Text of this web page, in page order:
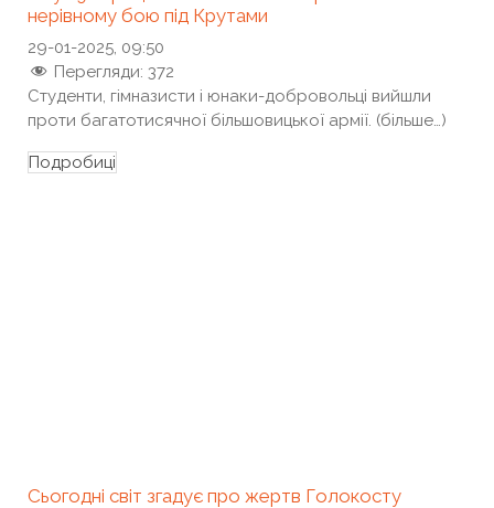
нерівному бою під Крутами
29-01-2025, 09:50
Перегляди: 372
Cтуденти, гімназисти і юнаки-добровольці вийшли
проти багатотисячної більшовицької армії. (більше…)
Подробиці
Сьогодні світ згадує про жертв Голокосту